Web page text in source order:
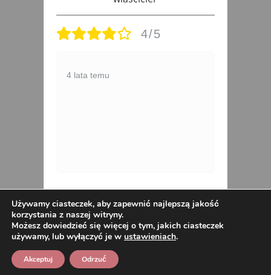
4/5
4 lata temu
Kurtka Pikowana Zimowa
ALASKA 40-52 brąz
Używamy ciasteczek, aby zapewnić najlepszą jakość
korzystania z naszej witryny.
Możesz dowiedzieć się więcej o tym, jakich ciasteczek
używamy, lub wyłączyć je w ustawieniach.
Akceptuj Odrzuć